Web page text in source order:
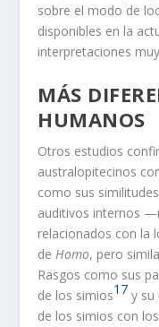
sobre el modo de
disponibles en la
interpretaciones
MÁS
HUMANOS
Otros estudios
australopitecinos
como sus
auditivos internos
relacionados con
deHomo, pero
Rasgos como sus
de los simios17 y su
de los simios con